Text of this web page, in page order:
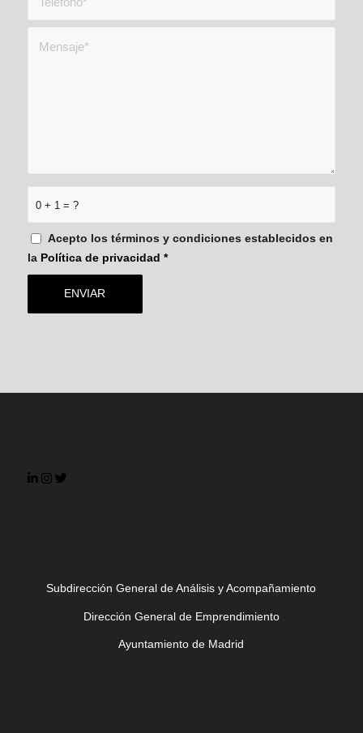
0 + 1 = ?
Acepto los términos y condiciones establecidos en
la Política de privacidad *
Subdirección General de Análisis y Acompañamiento
Dirección General de Emprendimiento
Ayuntamiento de Madrid